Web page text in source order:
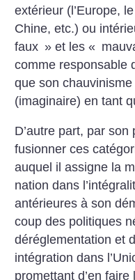
extérieur (l’Europe,
Chine, etc.) ou
faux » et les «
comme responsable
que son
(imaginaire) en tant
D’autre part, par
fusionner ces
auquel il assigne la
nation dans
antérieures à son
coup des politiques
déréglementation et
intégration dans
promettant d’en